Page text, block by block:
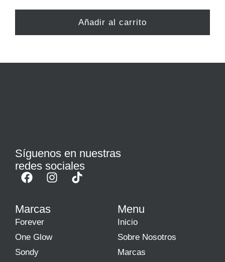
Añadir al carrito
Síguenos en nuestras
redes sociales
Marcas
Forever
One Glow
Sondy
Menu
Inicio
Sobre Nosotros
Marcas